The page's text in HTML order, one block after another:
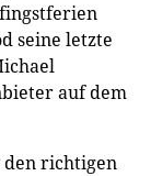
seine letzte
auf dem
richtigen